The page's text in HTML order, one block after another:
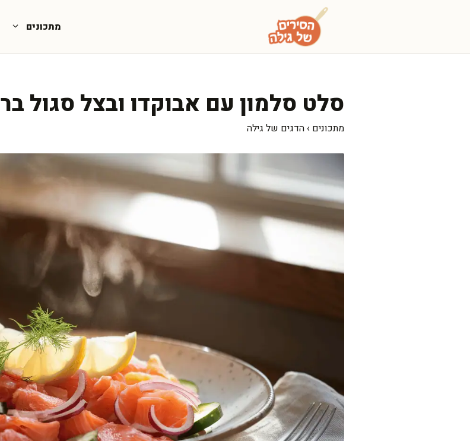
מתכונים
סלט סלמון עם אבוקדו ובצל סגול
מתכונים › הדגים של גילה